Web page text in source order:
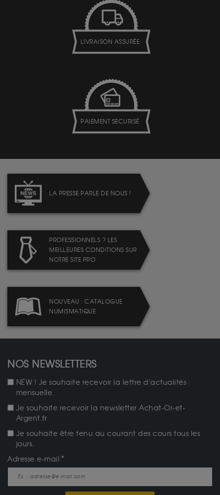
LIVRAISON ASSURÉE
PAIEMENT SECURISÉ
LA PRESSE PARLE DE NOUS !
PROFESSIONNELS ? LES
MEILLEURES CONDITIONS SUR
NOTRE SITE PRO
NOUVEAU : CATALOGUE
NUMISMATIQUE
NOS NEWSLETTERS
NEW ! Je souhaite recevoir la lettre d'actualités
mensuelle.
Je souhaite recevoir la newsletter Achat-Or-et-
Argent.fr
Je souhaite être tenu au courant des cours tous les
jours.
Adresse e-mail